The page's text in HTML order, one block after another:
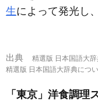
生によって発光し
出典
精選版 日本国語大
精選版 日本国語大辞典に
「東京」洋食調理